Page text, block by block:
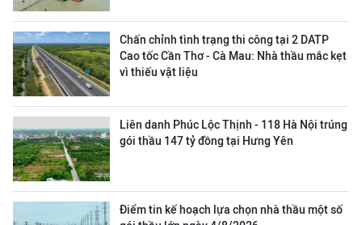
Chấn chỉnh tình trạng thi công tại 2 DATP
Cao tốc Cần Thơ - Cà Mau: Nhà thầu mắc kẹt
vì thiếu vật liệu
Liên danh Phúc Lộc Thịnh - 118 Hà Nội trúng
gói thầu 147 tỷ đồng tại Hưng Yên
Điểm tin kế hoạch lựa chọn nhà thầu một số